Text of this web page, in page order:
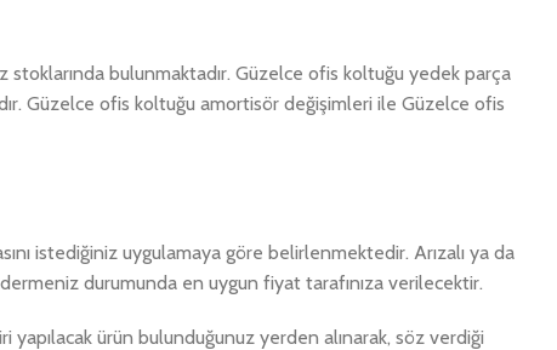
bulunmaktadır. Güzelce ofis koltuğu yedek parça
Güzelce ofis koltuğu amortisör değişimleri ile Güzelce ofis
istediğiniz uygulamaya göre belirlenmektedir. Arızalı ya da
durumunda en uygun fiyat tarafınıza verilecektir.
ürün bulunduğunuz yerden alınarak, söz verdiği